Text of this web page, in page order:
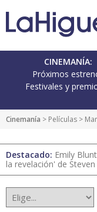
CINEMANÍA:
Próximos
Festivales y
Cinemanía > Películas >
Destacado: Emily
la revelación' de